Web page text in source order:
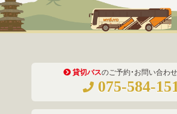
貸切バスのご予約・お問い合わ
075-584-